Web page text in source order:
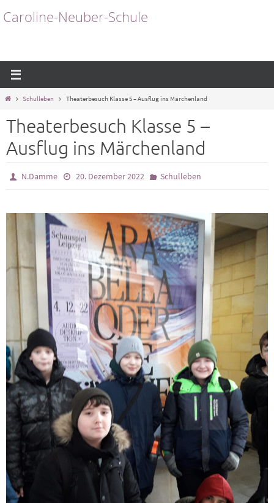
Inhalt
Caroline-Neuber-Schule
StartSchulleben Theaterbesuch Klasse 5 – Ausflug ins Märchenland
Theaterbesuch Klasse 5 –
Ausflug ins Märchenland
N.Damme 20. Dezember 2022 Schulleben